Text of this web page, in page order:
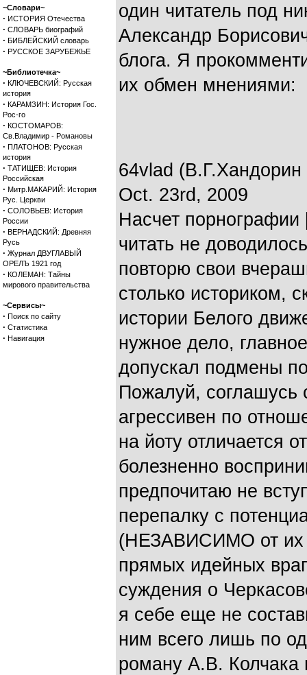
~Словари~
· ИСТОРИЯ Отечества
· СЛОВАРЬ биографий
· БИБЛЕЙСКИЙ словарь
· РУССКОЕ ЗАРУБЕЖЬЕ
~Библиотечка~
· КЛЮЧЕВСКИЙ: Русская
история
· КАРАМЗИН: История Гос.
Рос-го
· КОСТОМАРОВ:
Св.Владимир - Романовы
· ПЛАТОНОВ: Русская
история
· ТАТИЩЕВ: История
Российская
· Митр.МАКАРИЙ: История
Рус. Церкви
· СОЛОВЬЕВ: История
России
· ВЕРНАДСКИЙ: Древняя
Русь
· Журнал ДВУГЛАВЫЙ
ОРЕЛЪ 1921 год
· КОЛЕМАН: Тайны
мирового правительства
~Сервисы~
· Поиск по сайту
· Статистика
· Навигация
один читатель под
Александр
блога. Я
их обмен мнениями:
64vlad (В.Г.Хандорин
Oct. 23rd, 2009
Насчет порнографии
читать не
повторю свои
столько историком,
истории Белого
нужное дело,
допускал подмены
Пожалуй, соглашусь
агрессивен по
на йоту отличается
болезненно
предпочитаю не
перепалку с
(НЕЗАВИСИМО от их
прямых идейных
суждения о
я себе еще не
ним всего лишь по
роману А.В. Колчака